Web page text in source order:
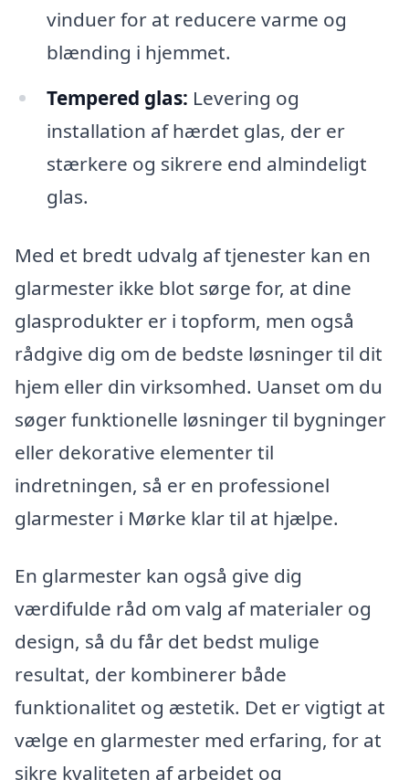
vinduer for at reducere varme og
blænding i hjemmet.
Tempered glas: Levering og
installation af hærdet glas, der er
stærkere og sikrere end almindeligt
glas.
Med et bredt udvalg af tjenester kan en
glarmester ikke blot sørge for, at dine
glasprodukter er i topform, men også
rådgive dig om de bedste løsninger til dit
hjem eller din virksomhed. Uanset om du
søger funktionelle løsninger til bygninger
eller dekorative elementer til
indretningen, så er en professionel
glarmester i Mørke klar til at hjælpe.
En glarmester kan også give dig
værdifulde råd om valg af materialer og
design, så du får det bedst mulige
resultat, der kombinerer både
funktionalitet og æstetik. Det er vigtigt at
vælge en glarmester med erfaring, for at
sikre kvaliteten af arbejdet og